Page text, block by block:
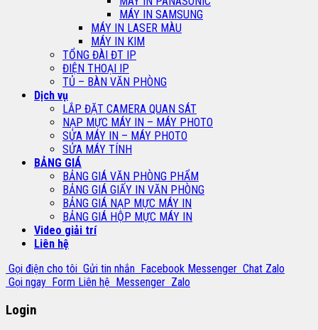
MÁY IN SAMSUNG
MÁY IN LASER MÀU
MÁY IN KIM
TỔNG ĐÀI ĐT IP
ĐIỆN THOẠI IP
TỦ – BÀN VĂN PHÒNG
Dịch vụ
LẮP ĐẶT CAMERA QUAN SÁT
NẠP MỰC MÁY IN – MÁY PHOTO
SỬA MÁY IN – MÁY PHOTO
SỬA MÁY TÍNH
BẢNG GIÁ
BẢNG GIÁ VĂN PHÒNG PHẨM
BẢNG GIÁ GIẤY IN VĂN PHÒNG
BẢNG GIÁ NẠP MỰC MÁY IN
BẢNG GIÁ HỘP MỰC MÁY IN
Video giải trí
Liên hệ
Gọi điện cho tôi Gửi tin nhắn Facebook Messenger Chat Zalo
Gọi ngay Form Liên hệ Messenger Zalo
Login